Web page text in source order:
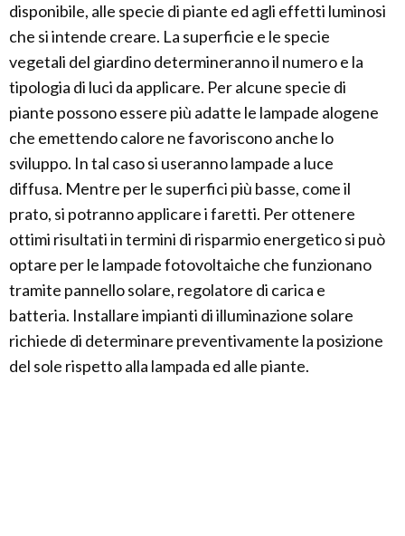
disponibile, alle specie di piante ed agli effetti luminosi
che si intende creare. La superficie e le specie
vegetali del giardino determineranno il numero e la
tipologia di luci da applicare. Per alcune specie di
piante possono essere più adatte le lampade alogene
che emettendo calore ne favoriscono anche lo
sviluppo. In tal caso si useranno lampade a luce
diffusa. Mentre per le superfici più basse, come il
prato, si potranno applicare i faretti. Per ottenere
ottimi risultati in termini di risparmio energetico si può
optare per le lampade fotovoltaiche che funzionano
tramite pannello solare, regolatore di carica e
batteria. Installare impianti di illuminazione solare
richiede di determinare preventivamente la posizione
del sole rispetto alla lampada ed alle piante.